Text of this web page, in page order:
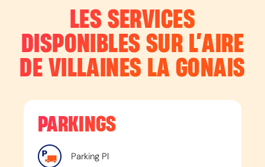
LES SERVICES
DISPONIBLES SUR L’AIRE
DE VILLAINES LA GONAIS
PARKINGS
Parking Pl